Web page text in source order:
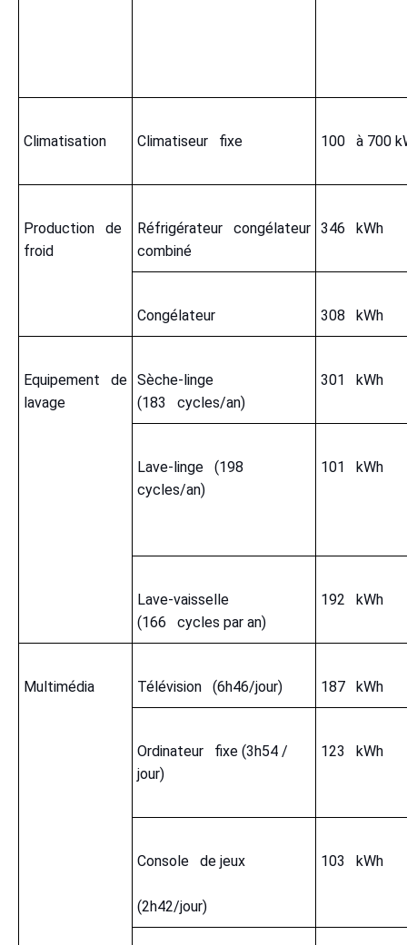
Climatisation Climatiseur fixe 100 à 700
Production de
froid
Réfrigérateur congélateur
combiné
346 kWh
Congélateur 308 kWh
Equipement de
lavage
Sèche-linge
(183 cycles/an)
301 kWh
Lave-linge (198
cycles/an)
101 kWh
Lave-vaisselle
(166 cycles par an)
192 kWh
Multimédia Télévision (6h46/jour) 187 kWh
Ordinateur fixe (3h54 /
jour)
123 kWh
Console de jeux
(2h42/jour)
103 kWh